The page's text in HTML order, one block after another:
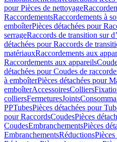
pour Pièces de nettoyage
RaccordementsRaccordements à
emboîterPièces détachées pour
serrageRaccords de transition sur
détachées pour Raccords de
matériauxRaccordements aux
Raccordements aux appareils
détachées pour Coudes de
à emboîterPièces détachées pour
emboîterAccessoiresColliers
colliersFermeturesJoints
PPTubesPièces détachées pour
pour RaccordsCoudesPièces
CoudesEmbranchementsPièces
EmbranchementsRéductions